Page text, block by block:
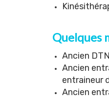
Quelques
Ancien
Ancien
entraineur
Ancien